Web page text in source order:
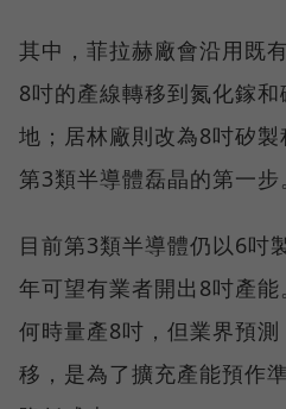
其中，菲拉赫廠會沿用既
8吋的產線轉移到氮化鎵
地；居林廠則改為8吋矽
第3類半導體磊晶的第一步
目前第3類半導體仍以6吋
年可望有業者開出8吋產
何時量產8吋，但業界預
移，是為了擴充產能預作